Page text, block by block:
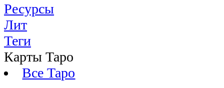
Ресурсы
Лит
Теги
Карты Таро
Все Таро